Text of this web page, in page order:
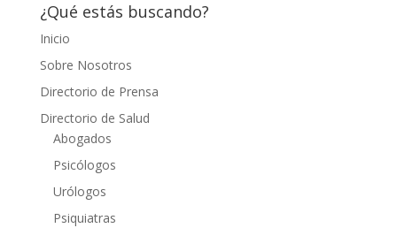
¿Qué estás buscando?
Inicio
Sobre Nosotros
Directorio de Prensa
Directorio de Salud
Abogados
Psicólogos
Urólogos
Psiquiatras